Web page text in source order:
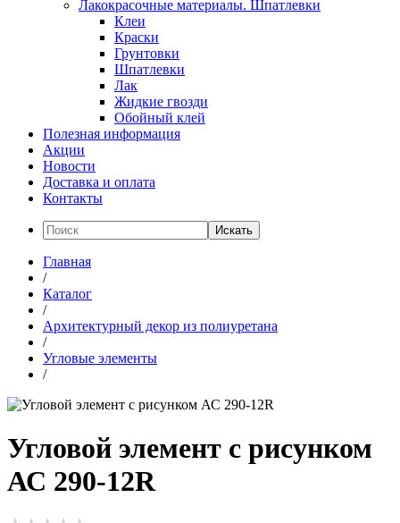
Лакокрасочные материалы. Шпатлевки
Клеи
Краски
Грунтовки
Шпатлевки
Лак
Жидкие гвозди
Обойный клей
Полезная информация
Акции
Новости
Доставка и оплата
Контакты
Искать
Главная
/
Каталог
/
Архитектурный декор из полиуретана
/
Угловые элементы
/
Угловой элемент с рисунком
АС 290-12R